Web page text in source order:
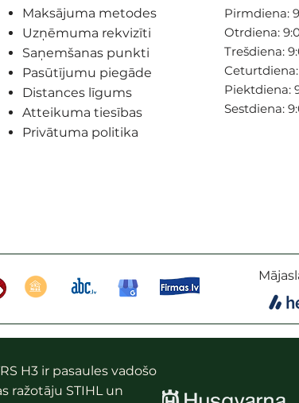
Maksājuma metodes
Uzņēmuma rekvizīti
Saņemšanas punkti
Pasūtījumu piegāde
Distances līgums
Atteikuma tiesības
Privātuma politika
Pirmdiena:
Otrdiena:
Trešdiena:
Ceturtdiena:
Piektdiena:
Sestdiena:
H3 ir pasaules vadošo
ražotāju STIHL un